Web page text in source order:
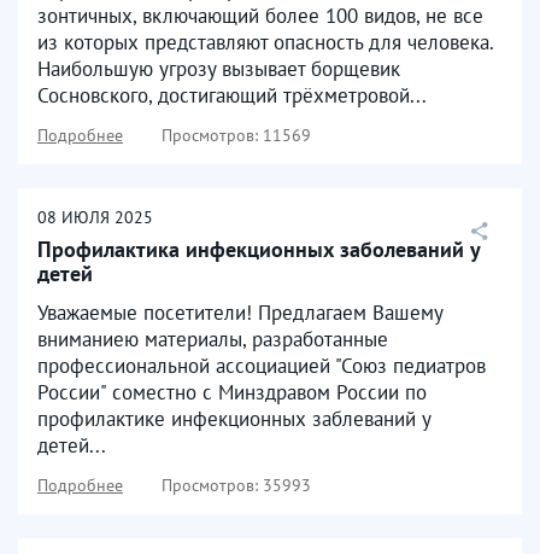
зонтичных, включающий более 100 видов, не все
из которых представляют опасность для человека.
Наибольшую угрозу вызывает борщевик
Сосновского, достигающий трёхметровой...
Подробнее Просмотров: 11569
08 ИЮЛЯ 2025
Профилактика инфекционных заболеваний у
детей
Уважаемые посетители! Предлагаем Вашему
вниманиею материалы, разработанные
профессиональной ассоциацией "Союз педиатров
России" соместно с Минздравом России по
профилактике инфекционных заблеваний у
детей...
Подробнее Просмотров: 35993